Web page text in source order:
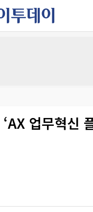
업무혁신